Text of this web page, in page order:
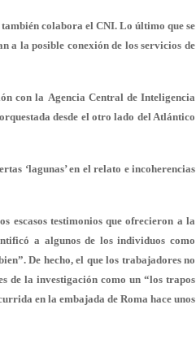
también colabora el CNI. Lo último que se
a la posible conexión de los servicios de
con la Agencia Central de Inteligencia
desde el otro lado del Atlántico
‘lagunas’ en el relato e incoherencias
escasos testimonios que ofrecieron a la
a algunos de los individuos como
De hecho, el que los trabajadores no
de la investigación como un “los trapos
en la embajada de Roma hace unos